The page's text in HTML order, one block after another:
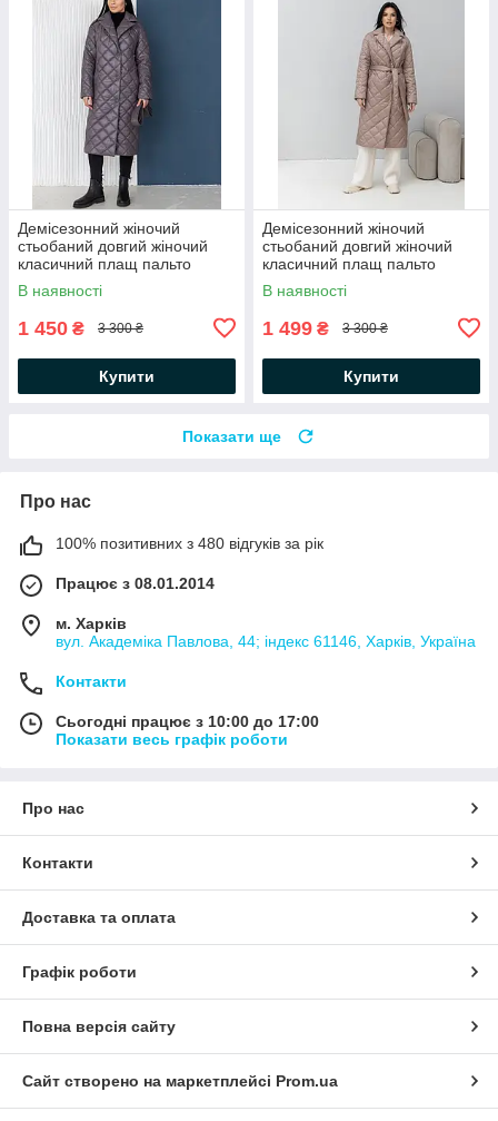
Демісезонний жіночий
стьобаний довгий жіночий
класичний плащ пальто
В наявності
1 450 ₴ 3 300 ₴
Купити
Демісезонний жіночий
стьобаний довгий жіночий
класичний плащ пальто
В наявності
1 499 ₴ 3 300 ₴
Купити
Показати ще
Про нас
100% позитивних з 480 відгуків за рік
Працює з 08.01.2014
м. Харків
вул. Академіка Павлова, 44; індекс 61146, Харків, Україна
Контакти
Сьогодні працює з 10:00 до 17:00
Показати весь графік роботи
Про нас
Контакти
Доставка та оплата
Графік роботи
Повна версія сайту
Сайт створено на маркетплейсі Prom.ua